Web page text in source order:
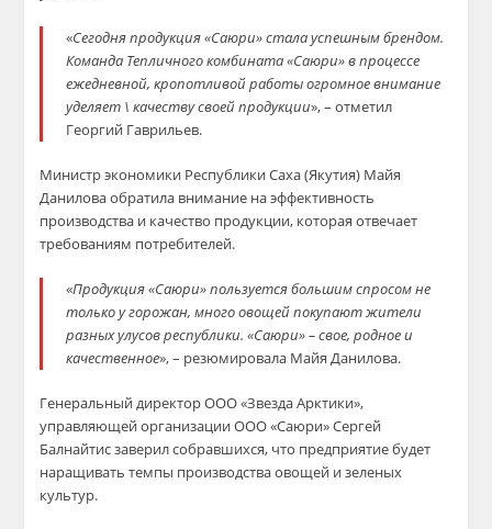
«Сегодня продукция «Саюри» стала успешным брендом.
Команда Тепличного комбината «Саюри» в процессе
ежедневной, кропотливой работы огромное внимание
уделяет \ качеству своей продукции», – отметил
Георгий Гаврильев.
Министр экономики Республики Саха (Якутия) Майя
Данилова обратила внимание на эффективность
производства и качество продукции, которая отвечает
требованиям потребителей.
«Продукция «Саюри» пользуется большим спросом не
только у горожан, много овощей покупают жители
разных улусов республики. «Саюри» – свое, родное и
качественное», – резюмировала Майя Данилова.
Генеральный директор ООО «Звезда Арктики»,
управляющей организации ООО «Саюри» Сергей
Балнайтис заверил собравшихся, что предприятие будет
наращивать темпы производства овощей и зеленых
культур.